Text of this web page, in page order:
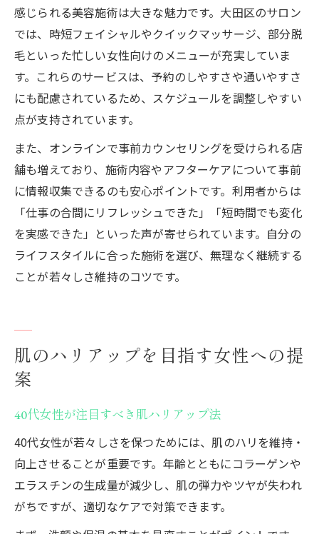
感じられる美容施術は大きな魅力です。大田区のサロン
では、時短フェイシャルやクイックマッサージ、部分脱
毛といった忙しい女性向けのメニューが充実していま
す。これらのサービスは、予約のしやすさや通いやすさ
にも配慮されているため、スケジュールを調整しやすい
点が支持されています。
また、オンラインで事前カウンセリングを受けられる店
舗も増えており、施術内容やアフターケアについて事前
に情報収集できるのも安心ポイントです。利用者からは
「仕事の合間にリフレッシュできた」「短時間でも変化
を実感できた」といった声が寄せられています。自分の
ライフスタイルに合った施術を選び、無理なく継続する
ことが若々しさ維持のコツです。
肌のハリアップを目指す女性への提
案
40代女性が注目すべき肌ハリアップ法
40代女性が若々しさを保つためには、肌のハリを維持・
向上させることが重要です。年齢とともにコラーゲンや
エラスチンの生成量が減少し、肌の弾力やツヤが失われ
がちですが、適切なケアで対策できます。